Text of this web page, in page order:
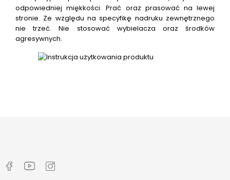
odpowiedniej miękkości. Prać oraz prasować na lewej
stronie. Ze względu na specyfikę nadruku zewnętrznego
nie trzeć. Nie stosować wybielacza oraz środków
agresywnych.